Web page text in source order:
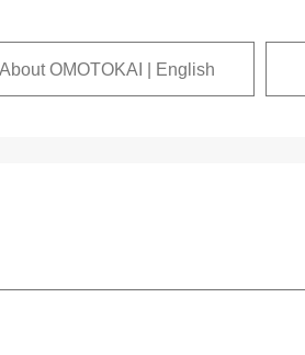
About OMOTOKAI | English